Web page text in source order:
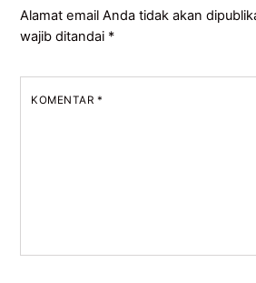
Alamat email Anda tidak akan
wajib ditandai *
KOMENTAR *